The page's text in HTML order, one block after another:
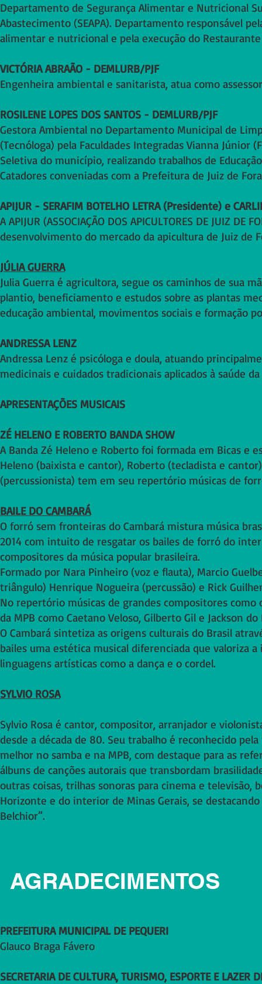
Departamento de Segurança Alimentar e Nutricional
Abastecimento (SEAPA). Departamento responsável
alimentar e nutricional e pela execução do
VICTÓRIA ABRAÃO - DEMLURB/PJF
Engenheira ambiental e sanitarista, atua como
ROSILENE LOPES DOS SANTOS - DEMLURB/PJF
Gestora Ambiental no Departamento Municipal de
(Tecnóloga) pela Faculdades Integradas Vianna Júnior
Seletiva do município, realizando trabalhos de
Catadores conveniadas com a Prefeitura de Juiz de
APIJUR - SERAFIM BOTELHO LETRA (Presidente) e
A APIJUR (ASSOCIAÇÃO DOS APICULTORES DE JUIZ
desenvolvimento do mercado da apicultura de Juiz de
JÚLIA GUERRA
Julia Guerra é agricultora, segue os caminhos de sua
plantio, beneficiamento e estudos sobre as plantas
educação ambiental, movimentos sociais e formação
ANDRESSA LENZ
Andressa Lenz é psicóloga e doula, atuando
medicinais e cuidados tradicionais aplicados à saúde
APRESENTAÇÕES MUSICAIS
ZÉ HELENO E ROBERTO BANDA SHOW
A Banda Zé Heleno e Roberto foi formada em Bicas e
Heleno (baixista e cantor), Roberto (tecladista e
(percussionista) tem em seu repertório músicas de
BAILE DO CAMBARÁ
O forró sem fronteiras do Cambará mistura música
2014 com intuito de resgatar os bailes de forró do
compositores da música popular brasileira.
Formado por Nara Pinheiro (voz e flauta), Marcio
triângulo) Henrique Nogueira (percussão) e Rick
No repertório músicas de grandes compositores
da MPB como Caetano Veloso, Gilberto Gil e Jackson
O Cambará sintetiza as origens culturais do Brasil
bailes uma estética musical diferenciada que valoriza
linguagens artísticas como a dança e o cordel.
SYLVIO ROSA
Sylvio Rosa é cantor, compositor, arranjador e
desde a década de 80. Seu trabalho é reconhecido
melhor no samba e na MPB, com destaque para as
álbuns de canções autorais que transbordam
outras coisas, trilhas sonoras para cinema e televisão,
Horizonte e do interior de Minas Gerais, se
Belchior”.
AGRADECIMENTOS
PREFEITURA MUNICIPAL DE PEQUERI
Glauco Braga Fávero
SECRETARIA DE CULTURA, TURISMO, ESPORTE E LAZER